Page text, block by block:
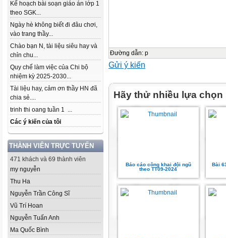
Kế hoạch bài soạn giáo án lớp 1
theo SGK...
Ngày hè không biết đi đâu chơi,
vào trang thầy...
Chào bạn N, tài liệu siêu hay và
chỉn chu...
Quy chế làm việc của Chi bộ
nhiệm kỳ 2025-2030...
Tài liệu hay, cảm ơn thầy HN đã
chia sẻ....
trinh thi oang tuần 1 ...
Các ý kiến của tôi
THÀNH VIÊN TRỰC TUYẾN
471 khách và 69 thành viên
my nguyễn
Thu Ha
Nguyễn Trần Công Sĩ
Vũ Trí Hoan
Nguyễn Tuấn Anh
Ma Quốc Bình
Đường dẫn: p
Gửi ý kiến
Hãy thử nhiều lựa chọn
Báo cáo công khai đội ngũ
theo TT09-2024
Bài